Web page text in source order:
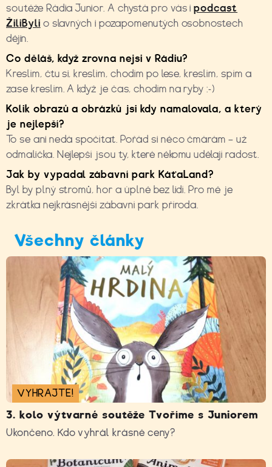
soutěže Rádia Junior. A chystá pro vás ipodcast
ŽiliByli o slavných i pozapomenutých osobnostech
dějin.
Co děláš, když zrovna nejsi v Rádiu?
Kreslím, čtu si, kreslím, chodím po lese, kreslím, spím a
zase kreslím. A když je čas, chodím na ryby :-)
Kolik obrazů a obrázků jsi kdy namalovala, a který
je nejlepší?
To se ani nedá spočítat. Pořád si něco čmárám – už
odmalička. Nejlepší jsou ty, které někomu udělají radost.
Jak by vypadal zábavní park KáťaLand?
Byl by plný stromů, hor a úplně bez lidí. Pro mě je
zkrátka nejkrásnější zábavní park příroda.
Všechny články
VYHRAJTE!
3. kolo výtvarné soutěže Tvoříme s Juniorem
Ukončeno. Kdo vyhrál krásné ceny?